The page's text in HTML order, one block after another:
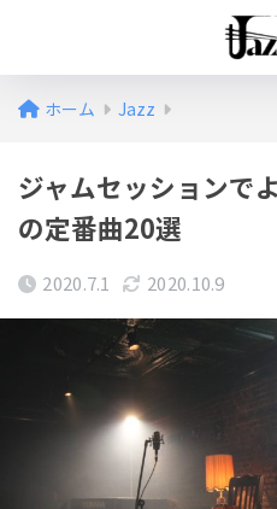
ホーム Jazz
ジャムセッションで
の定番曲20選
2020.7.1 2020.10.9